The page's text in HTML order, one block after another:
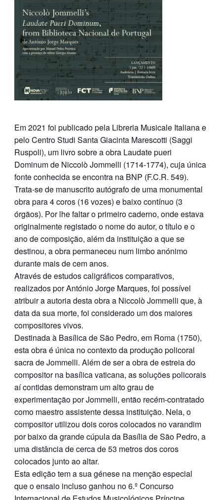
Em 2021 foi publicado pela Libreria Musicale Italiana e
pelo Centro Studi Santa Giacinta Marescotti (Saggi
Ruspoli), um livro sobre a obra Laudate pueri
Dominum de Niccolò Jommelli (1714-1774), cuja única
fonte conhecida se encontra na BNP (F.C.R. 549).
Trata-se de manuscrito autógrafo de uma monumental
obra para 4 coros (16 vozes) e baixo contínuo (3
órgãos). Por lhe faltar o primeiro caderno, onde estava
originalmente registado o nome do autor, o título e o
ano de composição, além da instituição a que se
destinou, a obra permaneceu num limbo anónimo
durante mais de cem anos.
Através de estudos caligráficos comparativos,
realizados por António Jorge Marques, foi possível
atribuir a autoria desta obra a Niccolò Jommelli que, à
data da sua morte, foi considerado um dos maiores
compositores vivos.
Destinada à Basílica de São Pedro, em Roma (1750),
esta obra é única no contexto da produção policoral
sacra de Jommelli. Além de ser a obra de estreia do
compositor na basílica vaticana, as soluções policorais
aí contidas demonstram um alto grau de
experimentação por Jommelli, então recém-contratado
como maestro assistente dessa instituição. Nela, o
compositor utilizou dois coros colocados no varandim
por baixo da grande cúpula da Basília de São Pedro, a
uma distância de cerca de 53 metros dos coros
colocados junto ao altar.
Esta edição tem a sua génese na menção especial
que o ensaio incluso ganhou no 6.º Concurso